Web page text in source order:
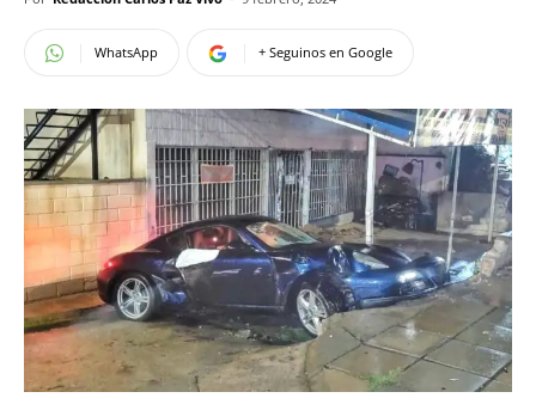
WhatsApp + Seguinos en Google